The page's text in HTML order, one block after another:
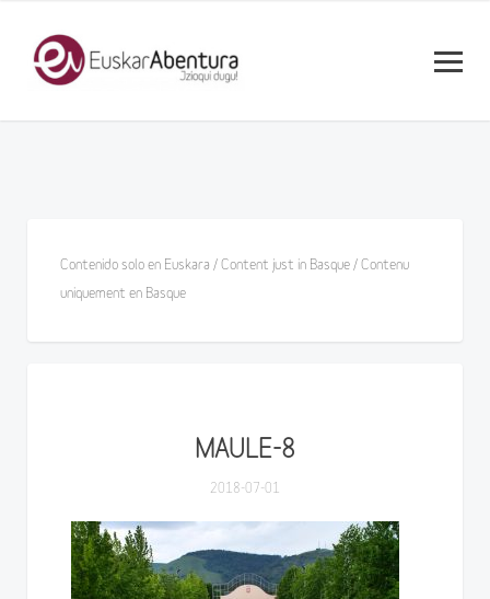
Contenido solo en Euskara / Content just in Basque / Contenu
uniquement en Basque
MAULE-8
2018-07-01